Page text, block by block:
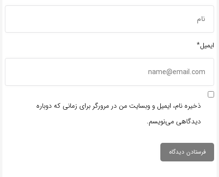
ایمیل*
ذخیره نام، ایمیل و وبسایت من در مرورگر برای زمانی که دوباره
دیدگاهی می‌نویسم.